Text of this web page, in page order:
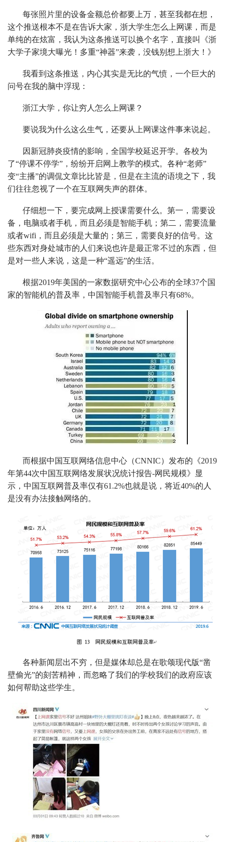
每张照片里的设备金额总价都要上万，甚至我都在想，
这个推送根本不是在告诉大家，浙大学生怎么上网课，而是
单纯的在炫富，我认为这条推送可以换个名字，直接叫《浙
大学子家境大曝光！多重“神器”来袭，没钱别想上浙大！》
我看到这条推送，内心其实是无比的气愤，一个巨大的
问号在我的脑中浮现：
浙江大学，你让穷人怎么上网课？
要说我为什么这么生气，还要从上网课这件事来说起。
因新冠肺炎疫情的影响，全国学校延迟开学。各校为
了“停课不停学”，纷纷开启网上教学的模式。各种“老师”
变“主播”的调侃文章比比皆是，但是在主流的语境之下，我
们往往忽视了一个在互联网失声的群体。
仔细想一下，要完成网上授课需要什么。第一，需要设
备，电脑或者手机，而且必须是智能手机；第二，需要流量
或者wifi，而且必须是大量的；第三，需要良好的信号。这
些东西对身处城市的人们来说也许是最正常不过的东西，但
是对一些人来说，这是一种“遥远”的生活。
根据2019年美国的一家数据研究中心公布的全球37个国
家的智能机的普及率，中国智能手机普及率只有68%。
而根据中国互联网络信息中心（CNNIC）发布的《2019
年第44次中国互联网络发展状况统计报告-网民规模》显
示，中国互联网普及率仅有61.2%也就是说，将近40%的人
是没有办法接触网络的。
各种新闻层出不穷，但是媒体却总是在歌颂现代版“凿
壁偷光”的刻苦精神，而忽略了我们的学校我们的政府应该
如何帮助这些学生。